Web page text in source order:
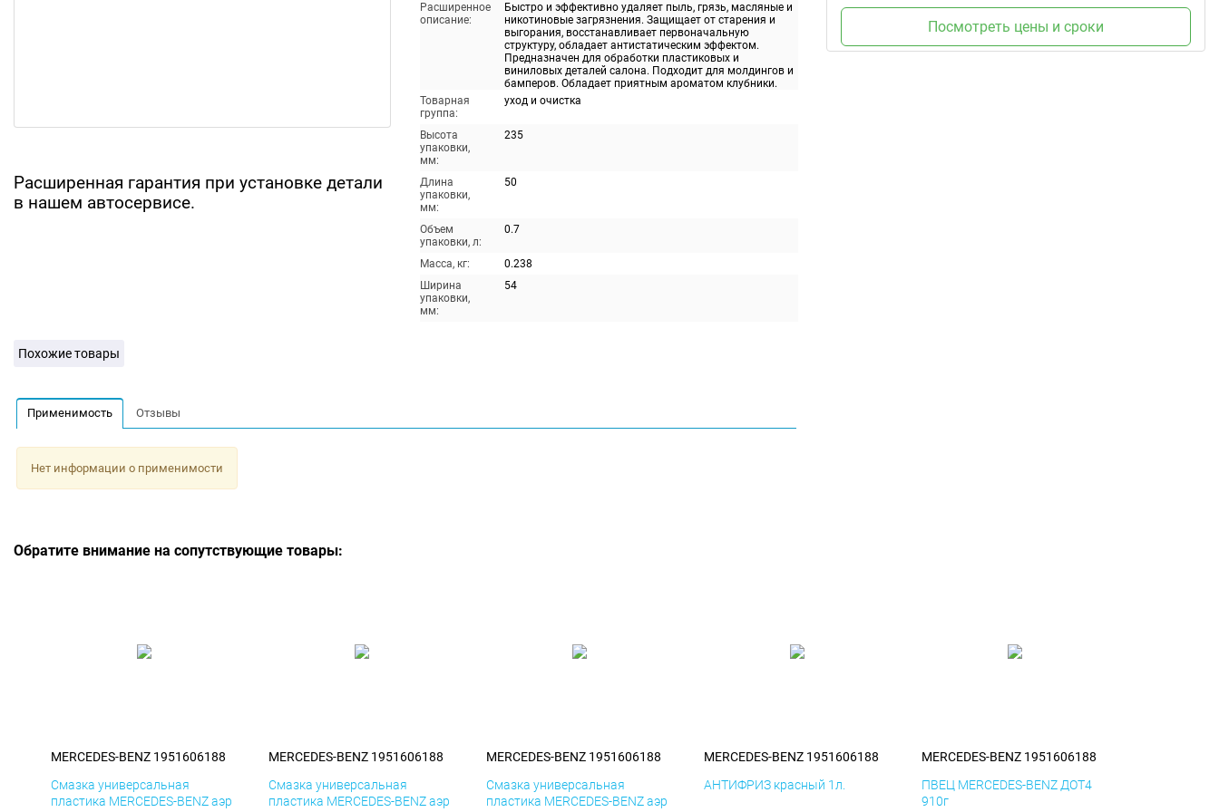
Расширенная гарантия при установке детали
в нашем автосервисе.
Расширенное
описание:
Быстро и эффективно удаляет пыль, грязь, масляные и
никотиновые загрязнения. Защищает от старения и
выгорания, восстанавливает первоначальную
структуру, обладает антистатическим эффектом.
Предназначен для обработки пластиковых и
виниловых деталей салона. Подходит для молдингов и
бамперов. Обладает приятным ароматом клубники.
Товарная
группа:
уход и очистка
Высота
упаковки,
мм:
235
Длина
упаковки,
мм:
50
Объем
упаковки, л:
0.7
Масса, кг:
0.238
Ширина
упаковки,
мм:
54
Посмотреть цены и сроки
Похожие товары
Применимость Отзывы
Нет информации о применимости
Обратите внимание на сопутствующие товары:
MERCEDES-BENZ 1951606188
Смазка универсальная
пластика MERCEDES-BENZ аэр
MERCEDES-BENZ 1951606188
Смазка универсальная
пластика MERCEDES-BENZ аэр
MERCEDES-BENZ 1951606188
Смазка универсальная
пластика MERCEDES-BENZ аэр
MERCEDES-BENZ 1951606188
АНТИФРИЗ красный 1л.
MERCEDES-BENZ 1951606188
ПВЕЦ MERCEDES-BENZ ДОТ4
910г